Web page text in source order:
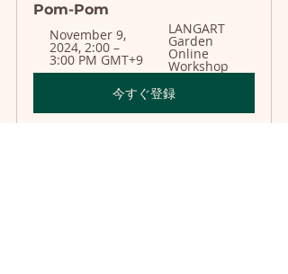
Pom-Pom
November 9,
2024, 2:00 –
3:00 PM GMT+9
LANGART
Garden
Online
Workshop
今すぐ登録